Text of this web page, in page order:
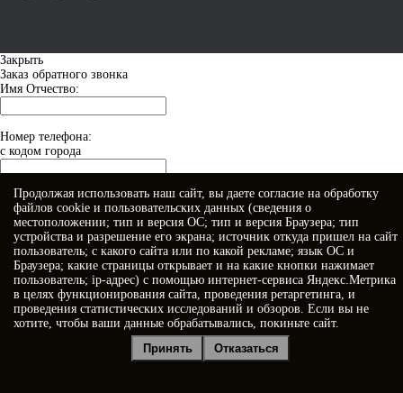
Закрыть
Заказ обратного звонка
Имя Отчество:
Номер телефона:
с кодом города
Когда позвонить?
Я принимаю условияПолитики конфиденциальности
согласие на обработку персональных данных
Продолжая использовать наш сайт, вы даете согласие на обработку
файлов cookie и пользовательских данных (сведения о
местоположении; тип и версия ОС; тип и версия Браузера; тип
устройства и разрешение его экрана; источник откуда пришел на сайт
пользователь; с какого сайта или по какой рекламе; язык ОС и
Браузера; какие страницы открывает и на какие кнопки нажимает
пользователь; ip-адрес) с помощью интернет-сервиса Яндекс.Метрика
в целях функционирования сайта, проведения ретаргетинга, и
проведения статистических исследований и обзоров. Если вы не
хотите, чтобы ваши данные обрабатывались, покиньте сайт.
Принять
Отказаться